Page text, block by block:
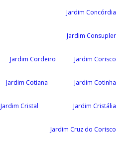
Jardim Concórdia
Jardim Consupler
Jardim Cordeiro Jardim Corisco
Jardim Cotiana Jardim Cotinha
Jardim Cristal Jardim Cristália
Jardim Cruz do Corisco